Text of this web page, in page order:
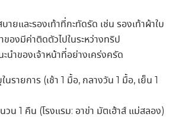
ายและรองเท้าที่กะทัดรัด เช่น รองเท้าผ้าใบ
ของมีค่าติดตัวไปในระหว่างทริป
นำของเจ้าหน้าที่อย่างเคร่งครัด
นรายการ (เช้า 1 มื้อ, กลางวัน 1 มื้อ, เย็น 1
วน 1 คืน (โรงแรม: อาข่า มัตเฮ้าส์ แม่สลอง)